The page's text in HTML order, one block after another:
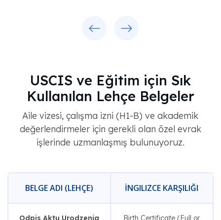
USCIS ve Eğitim için Sık
Kullanılan Lehçe Belgeler
Aile vizesi, çalışma izni (H1-B) ve akademik
değerlendirmeler için gerekli olan özel evrak
işlerinde uzmanlaşmış bulunuyoruz.
BELGE ADI (LEHÇE) İNGILIZCE KARŞILIĞI
Odpis Aktu Urodzenia Birth Certificate (Full or